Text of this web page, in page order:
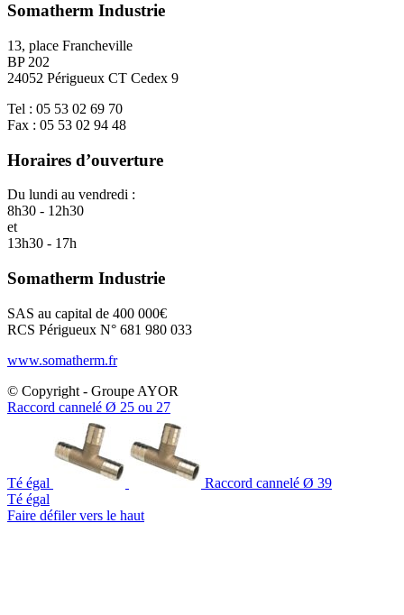
Somatherm Industrie
13, place Francheville
BP 202
24052 Périgueux CT Cedex 9
Tel : 05 53 02 69 70
Fax : 05 53 02 94 48
Horaires d’ouverture
Du lundi au vendredi :
8h30 - 12h30
et
13h30 - 17h
Somatherm Industrie
SAS au capital de 400 000€
RCS Périgueux N° 681 980 033
www.somatherm.fr
© Copyright - Groupe AYOR
Raccord cannelé Ø 25 ou 27
Té égal
Raccord cannelé Ø 39
Té égal
Faire défiler vers le haut